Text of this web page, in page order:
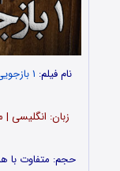
نام فیلم: ۱ بازجویی